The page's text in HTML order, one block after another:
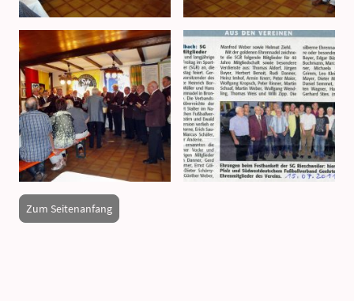
Zum Seitenanfang